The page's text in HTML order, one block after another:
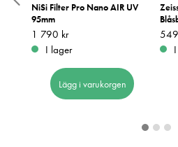
NiSi Filter Pro Nano AIR UV
95mm
Pris:1 790 kr
1 790 kr
I lager
Lägg i varukorgen
Pris: